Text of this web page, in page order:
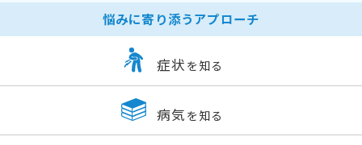
悩みに寄り添うアプローチ
症状 を知る
病気 を知る